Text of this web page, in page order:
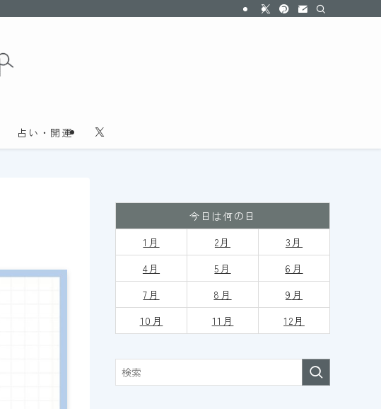
占い・開運
今日は何の日
1月
2月
3月
4月
5月
6月
7月
8月 9 月
10月
11月 12月